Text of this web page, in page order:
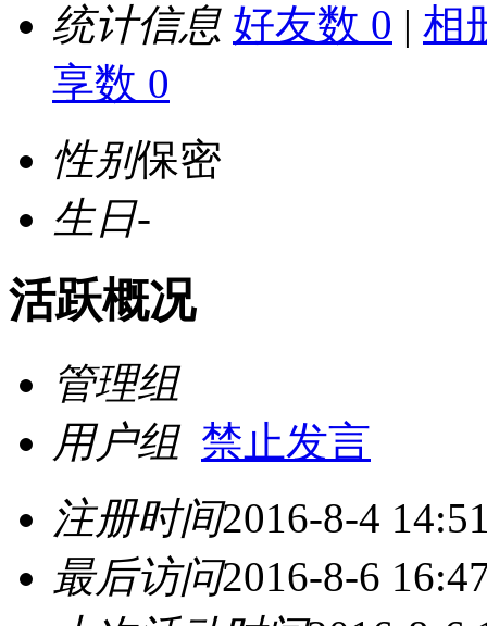
统计信息 好友数 0 | 相
享数 0
性别保密
生日-
活跃概况
管理组
用户组 禁止发言
注册时间2016-8-4
最后访问2016-8-6